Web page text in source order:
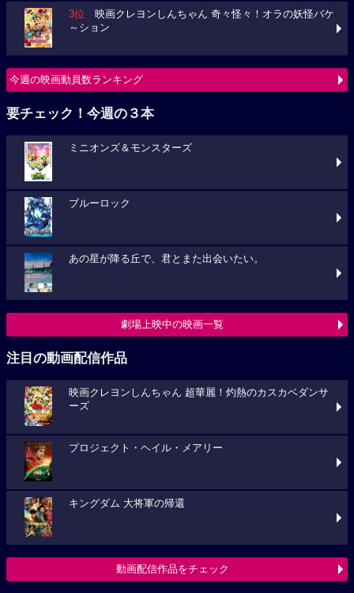
3位 映画クレヨンしんちゃん 奇々怪々！オラの妖怪バケ
～ション
今週の映画動員数ランキング
要チェック！今週の３本
ミニオンズ＆モンスターズ
ブルーロック
あの星が降る丘で、君とまた出会いたい。
劇場上映中の映画一覧
注目の動画配信作品
映画クレヨンしんちゃん 超華麗！灼熱のカスカベダンサ
ーズ
プロジェクト・ヘイル・メアリー
キングダム 大将軍の帰還
動画配信作品をチェック